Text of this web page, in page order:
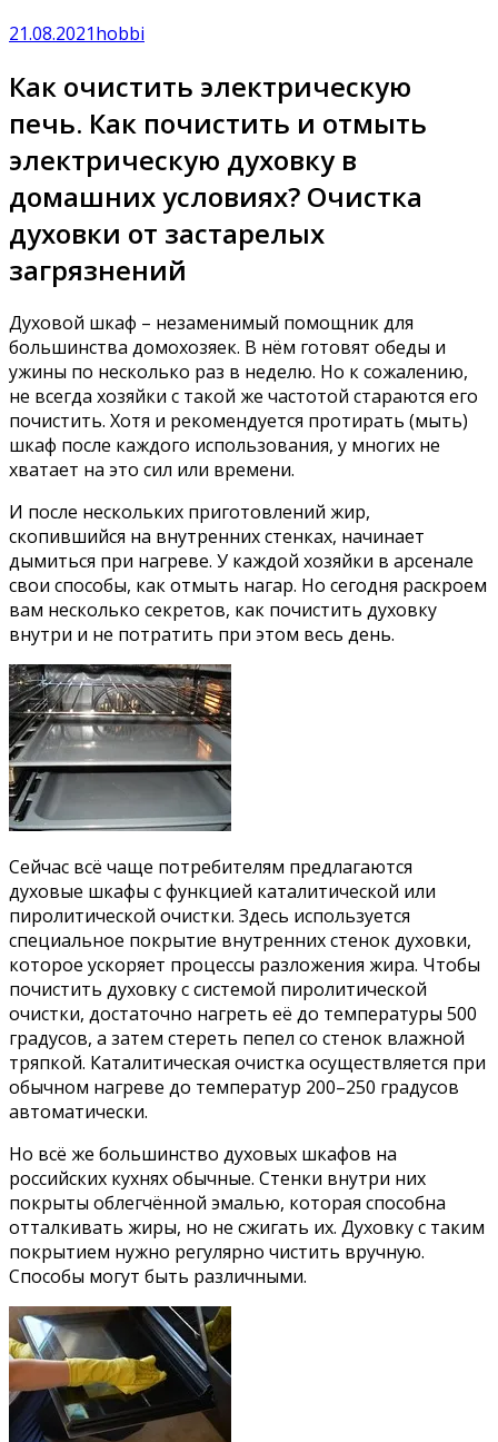
21.08.2021hobbi
Как очистить электрическую
печь. Как почистить и отмыть
электрическую духовку в
домашних условиях? Очистка
духовки от застарелых
загрязнений
Духовой шкаф – незаменимый помощник для
большинства домохозяек. В нём готовят обеды и
ужины по несколько раз в неделю. Но к сожалению,
не всегда хозяйки с такой же частотой стараются его
почистить. Хотя и рекомендуется протирать (мыть)
шкаф после каждого использования, у многих не
хватает на это сил или времени.
И после нескольких приготовлений жир,
скопившийся на внутренних стенках, начинает
дымиться при нагреве. У каждой хозяйки в арсенале
свои способы, как отмыть нагар. Но сегодня раскроем
вам несколько секретов, как почистить духовку
внутри и не потратить при этом весь день.
Сейчас всё чаще потребителям предлагаются
духовые шкафы с функцией каталитической или
пиролитической очистки. Здесь используется
специальное покрытие внутренних стенок духовки,
которое ускоряет процессы разложения жира. Чтобы
почистить духовку с системой пиролитической
очистки, достаточно нагреть её до температуры 500
градусов, а затем стереть пепел со стенок влажной
тряпкой. Каталитическая очистка осуществляется при
обычном нагреве до температур 200–250 градусов
автоматически.
Но всё же большинство духовых шкафов на
российских кухнях обычные. Стенки внутри них
покрыты облегчённой эмалью, которая способна
отталкивать жиры, но не сжигать их. Духовку с таким
покрытием нужно регулярно чистить вручную.
Способы могут быть различными.